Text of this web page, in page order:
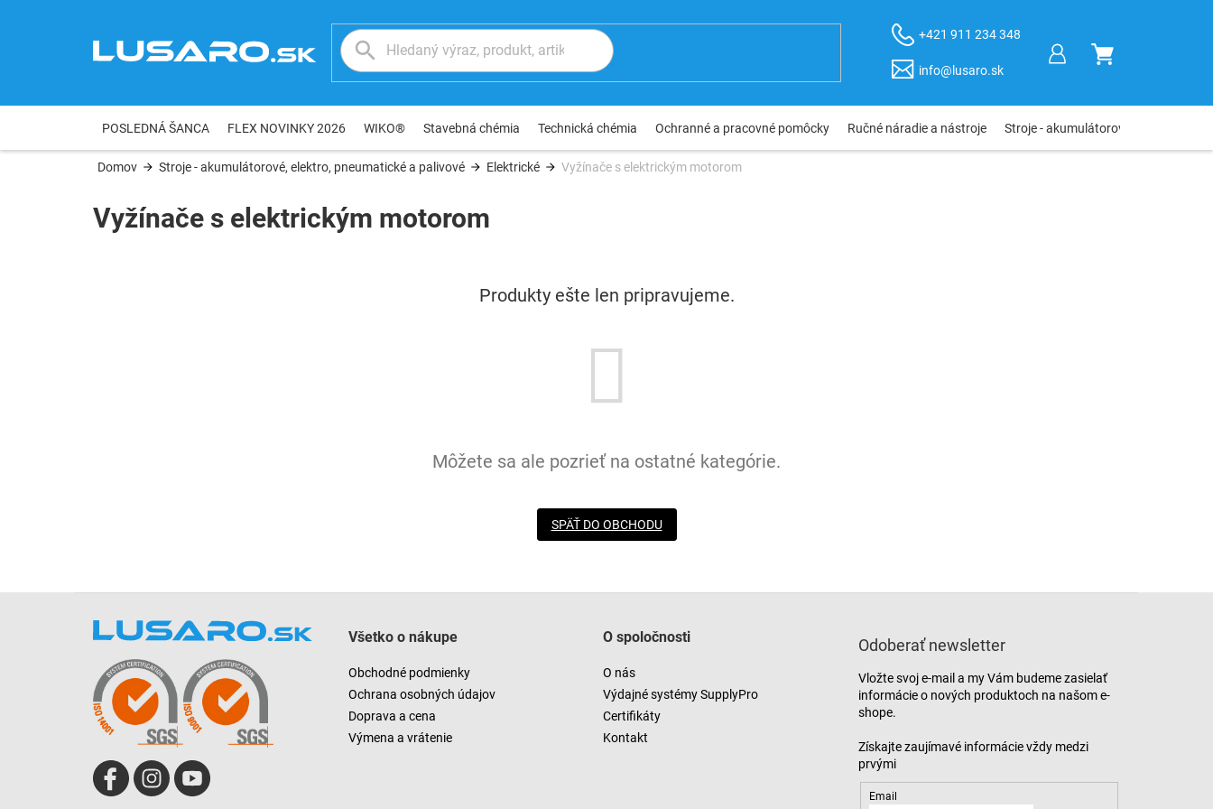
+421 911 234 348
info@lusaro.sk
NÁKUPNÝ
POSLEDNÁ ŠANCA FLEX NOVINKY 2026 WIKO® Stavebná chémia Technická chémia Ochranné a pracovné pomôcky Ručné náradie a nástroje Stroje - akumulátorové, elektro,
Domov Stroje - akumulátorové, elektro, pneumatické a palivové Elektrické Vyžínače s elektrickým motorom
Vyžínače s elektrickým motorom
Produkty ešte len pripravujeme.
Môžete sa ale pozrieť na ostatné kategórie.
SPÄŤ DO OBCHODU
Všetko o nákupe
Obchodné podmienky
Ochrana osobných údajov
Doprava a cena
Výmena a vrátenie
O spoločnosti
O nás
Výdajné systémy SupplyPro
Certifikáty
Kontakt
Odoberať newsletter
Vložte svoj e-mail a my Vám budeme zasielať
informácie o nových produktoch na našom e-
shope.
Email